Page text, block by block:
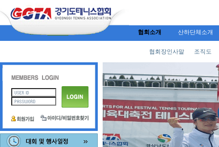
협회소개 산하단체소개
협회장인사말 조직도